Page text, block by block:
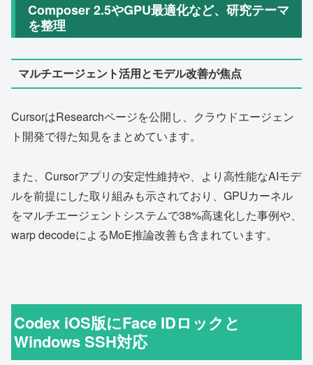
Composer 2.5やGPU最適化など、研究テーマ
を整理
マルチエージェント活用とモデル改善が焦点
CursorはResearchページを公開し、クラウドエージェン
ト開発で得た知見をまとめています。
また、Cursorアプリの安定性維持や、より高性能なAIモデ
ルを前提にした取り組みも示されており、GPUカーネル
をマルチエージェントシステムで38%高速化した事例や、
warp decodeによるMoE推論改善も含まれています。
Codex iOS版にFace IDロックと
Windows SSH対応